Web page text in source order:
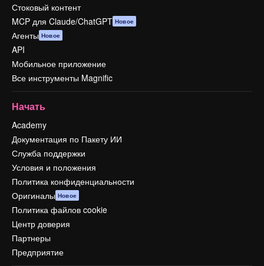
Стоковый контент
MCP для Claude/ChatGPT Новое
Агенты Новое
API
Мобильное приложение
Все инструменты Magnific
Начать
Academy
Документация по Пакету ИИ
Служба поддержки
Условия и положения
Политика конфиденциальности
Оригиналы Новое
Политика файлов cookie
Центр доверия
Партнеры
Предприятие